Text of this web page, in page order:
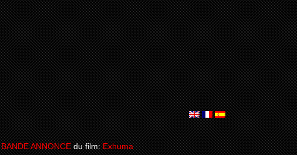
BANDE ANNONCE du film: Exhuma